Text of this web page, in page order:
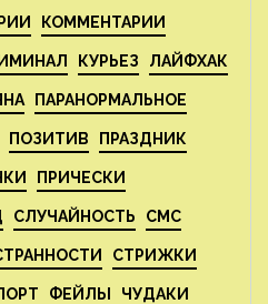
КОММЕНТАРИИ
КУРЬЕЗ ЛАЙФХАК
ПАРАНОРМАЛЬНОЕ
ПОЗИТИВ ПРАЗДНИК
ПРИЧЕСКИ
СЛУЧАЙНОСТЬ СМС
СТРИЖКИ
ФЕЙЛЫ ЧУДАКИ